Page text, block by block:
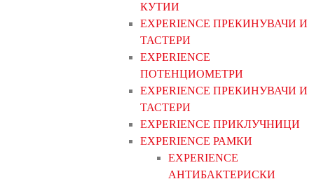
КУТИИ
EXPERIENCE ПРЕКИНУВАЧИ И
ТАСТЕРИ
EXPERIENCE
ПОТЕНЦИОМЕТРИ
EXPERIENCE ПРЕКИНУВАЧИ И
ТАСТЕРИ
EXPERIENCE ПРИКЛУЧНИЦИ
EXPERIENCE РАМКИ
EXPERIENCE
АНТИБАКТЕРИСКИ